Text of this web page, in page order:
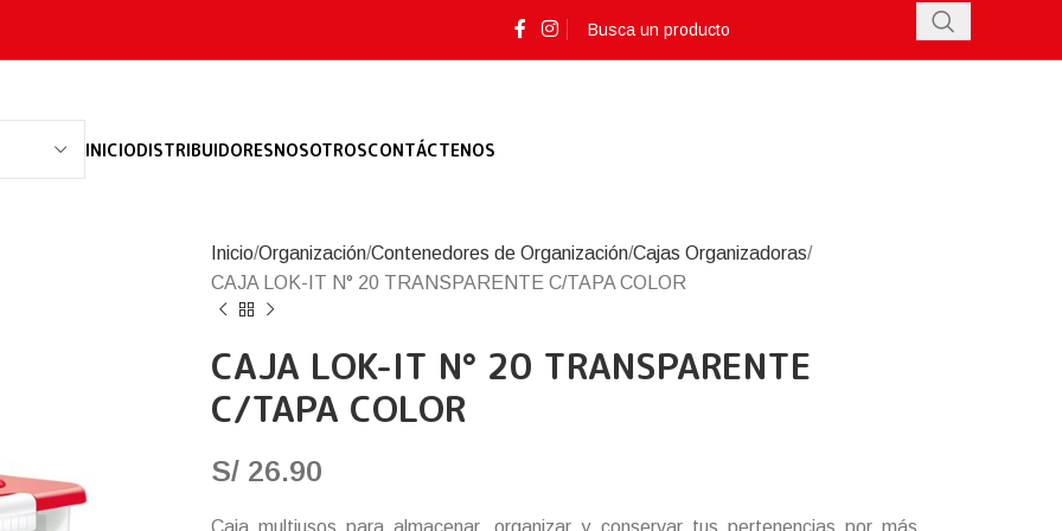
INICIODISTRIBUIDORESNOSOTROSCONTÁCTENOS
Inicio Organización Contenedores de Organización Cajas Organizadoras
CAJA LOK-IT N° 20 TRANSPARENTE C/TAPA COLOR
CAJA LOK-IT N° 20 TRANSPARENTE
C/TAPA COLOR
S/26.90
Caja multiusos para almacenar, organizar y conservar tus pertenencias por más